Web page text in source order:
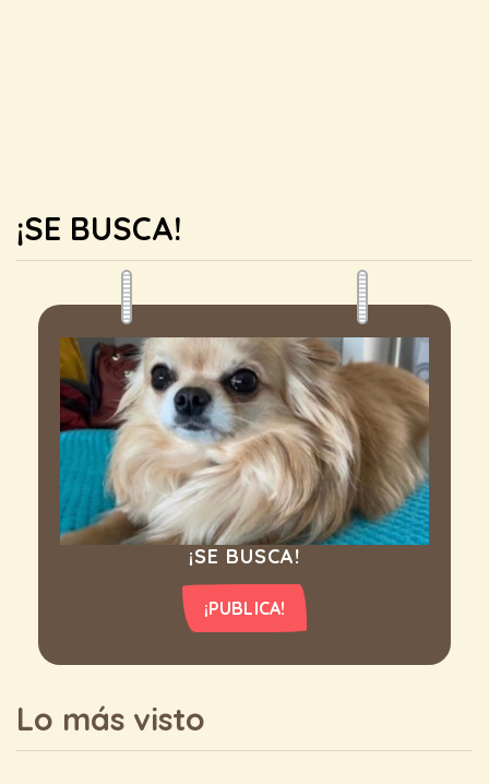
¡SE BUSCA!
¡SE BUSCA!
¡PUBLICA!
Lo más visto